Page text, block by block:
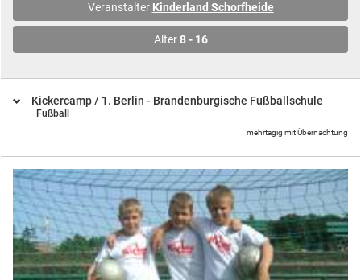
Veranstalter Kinderland Schorfheide
Alter8 - 16
Kickercamp / 1. Berlin - Brandenburgische Fußballschule
Fußball
mehrtägig mit Übernachtung